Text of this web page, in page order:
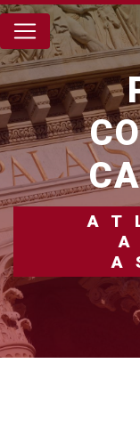
Panneau de gestion